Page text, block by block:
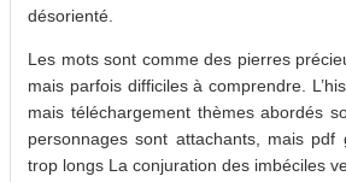
désorienté.
Les mots sont comme des pierres
mais parfois difficiles à comprendre.
mais téléchargement thèmes abordés
personnages sont attachants, mais pdf
trop longs La conjuration des imbéciles